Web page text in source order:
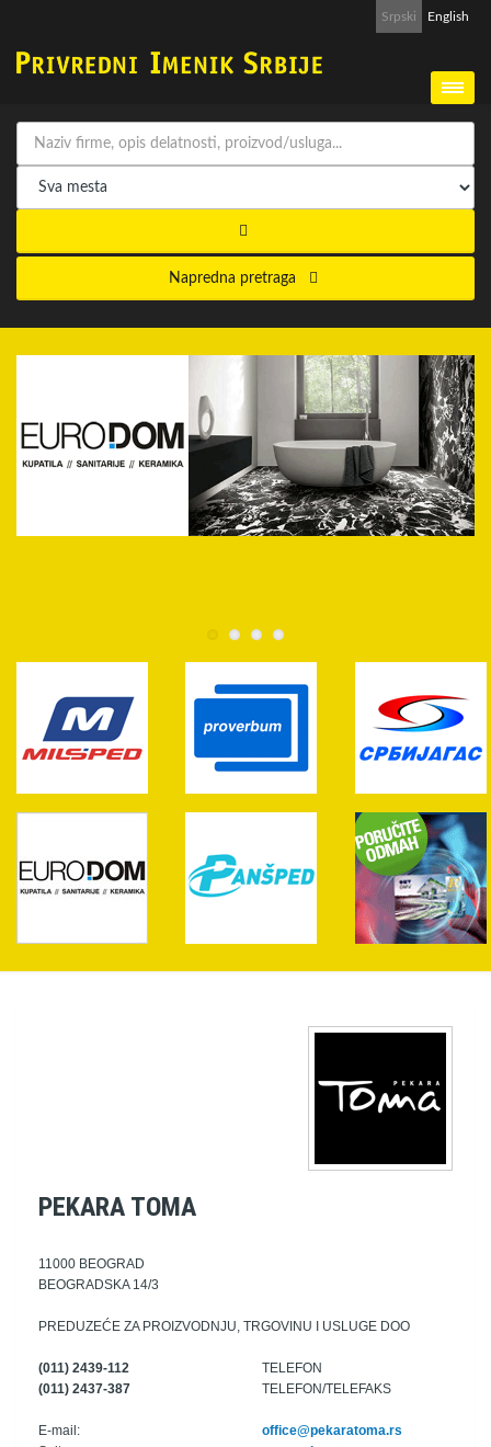
Srpski English
Napredna pretraga
PEKARA TOMA
11000 BEOGRAD
BEOGRADSKA 14/3
PREDUZEĆE ZA PROIZVODNJU, TRGOVINU I USLUGE DOO
(011) 2439-112
TELEFON
(011) 2437-387
TELEFON/TELEFAKS
E-mail:
office@pekaratoma.rs